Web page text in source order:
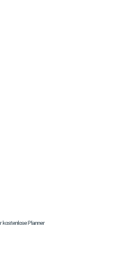
kostenlose Planner